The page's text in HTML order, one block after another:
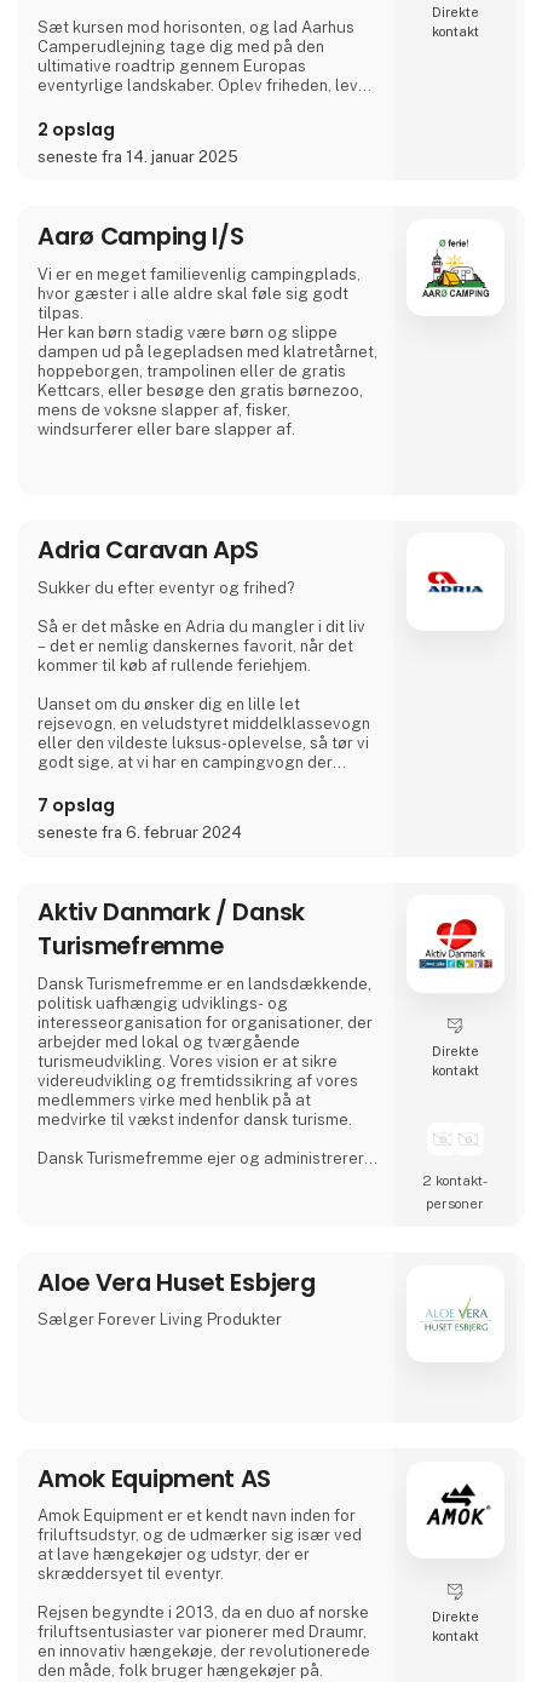
Sæt kursen mod horisonten, og lad Aarhus
Camperudlejning tage dig med på den
ultimative roadtrip gennem Europas
eventyrlige landskaber. Oplev friheden, lev
vejviser til uforglemmelige øjeblikke med
vores autocamper udlejning.
mangfoldige kulturer og smagsoplevelser.
verden: Dit eventyr begynder her.
Hvor går turen h
2 opslag
seneste fra 14. januar 2025
Direkte
kontakt
Aarø Camping I/S
Vi er en meget familievenlig campingplads,
hvor gæster i alle aldre skal føle sig godt
tilpas.
Her kan børn stadig være børn og slippe
dampen ud på legepladsen med klatretårnet,
hoppeborgen, trampolinen eller de gratis
Kettcars, eller besøge den gratis børnezoo,
mens de voksne slapper af, fisker,
windsurferer eller bare slapper af.
I vores lille café eller i ølhaven, når vejret er
godt, mødes mange gæster og øboere til en
drink med kaffe eller øl.
Vi glæder os til at møde dig
Dirk, Isabell, Tim og Joe Schäfer
Adria Caravan ApS
Sukker du efter eventyr og frihed?
Så er det måske en Adria du mangler i dit liv
– det er nemlig danskernes favorit, når det
kommer til køb af rullende feriehjem.
Uanset om du ønsker dig en lille let
rejsevogn, en veludstyret middelklassevogn
eller den vildeste luksus-oplevelse, så tør vi
godt sige, at vi har en campingvogn der
Hvis du ikke er helt solgt af idéen om
campingvogn, så leverer vi selvfølgelig også
ferien, og aldrig skal gå på kompromis med
noget som helst.
Til Ferie For Alle, kan du igen i år, gå på
opdagelse i en mass
7 opslag
seneste fra 6. februar 2024
Aktiv Danmark / Dansk
Turismefremme
Dansk Turismefremme er en landsdækkende,
politisk uafhængig udviklings- og
interesseorganisation for organisationer, der
arbejder med lokal og tværgående
turismeudvikling. Vores vision er at sikre
videreudvikling og fremtidssikring af vores
medlemmers virke med henblik på at
medvirke til vækst indenfor dansk turisme.
Dansk Turismefremme ejer og administrerer
Direkte
kontakt
2 kontakt­
personer
Aloe Vera Huset Esbjerg
Sælger Forever Living Produkter
Amok Equipment AS
Amok Equipment er et kendt navn inden for
friluftsudstyr, og de udmærker sig især ved
at lave hængekøjer og udstyr, der er
skræddersyet til eventyr.
Rejsen begyndte i 2013, da en duo af norske
friluftsentusiaster var pionerer med Draumr,
en innovativ hængekøje, der revolutionerede
den måde, folk bruger hængekøjer på.
Direkte
kontakt